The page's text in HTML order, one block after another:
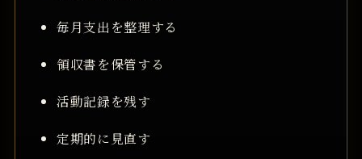
毎月支出を整理する
領収書を保管する
活動記録を残す
定期的に見直す